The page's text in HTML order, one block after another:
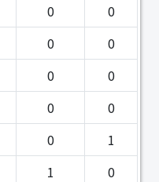
0
0
0
0
0
0
0
0
0
1
1
0